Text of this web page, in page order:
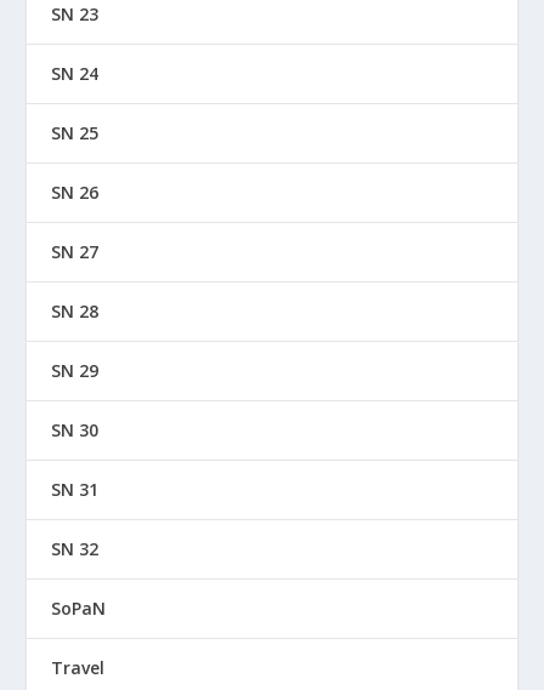
SN 23
SN 24
SN 25
SN 26
SN 27
SN 28
SN 29
SN 30
SN 31
SN 32
SoPaN
Travel